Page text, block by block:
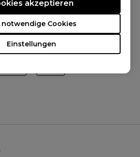
Einstellungen
notwendige Cookies
akzeptieren
es hilfreich?